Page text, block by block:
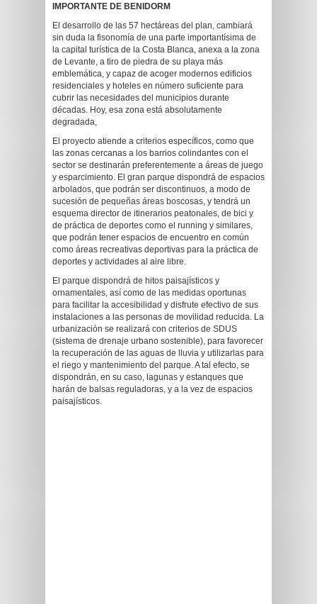
IMPORTANTE DE BENIDORM
El desarrollo de las 57 hectáreas del plan, cambiará
sin duda la fisonomía de una parte importantísima de
la capital turística de la Costa Blanca, anexa a la zona
de Levante, a tiro de piedra de su playa más
emblemática, y capaz de acoger modernos edificios
residenciales y hoteles en número suficiente para
cubrir las necesidades del municipios durante
décadas. Hoy, esa zona está absolutamente
degradada,
El proyecto atiende a criterios específicos, como que
las zonas cercanas a los barrios colindantes con el
sector se destinarán preferentemente a áreas de juego
y esparcimiento. El gran parque dispondrá de espacios
arbolados, que podrán ser discontinuos, a modo de
sucesión de pequeñas áreas boscosas, y tendrá un
esquema director de itinerarios peatonales, de bici y
de práctica de deportes como el running y similares,
que podrán tener espacios de encuentro en común
como áreas recreativas deportivas para la práctica de
deportes y actividades al aire libre.
El parque dispondrá de hitos paisajísticos y
ornamentales, así como de las medidas oportunas
para facilitar la accesibilidad y disfrute efectivo de sus
instalaciones a las personas de movilidad reducida. La
urbanización se realizará con criterios de SDUS
(sistema de drenaje urbano sostenible), para favorecer
la recuperación de las aguas de lluvia y utilizarlas para
el riego y mantenimiento del parque. A tal efecto, se
dispondrán, en su caso, lagunas y estanques que
harán de balsas reguladoras, y a la vez de espacios
paisajísticos.